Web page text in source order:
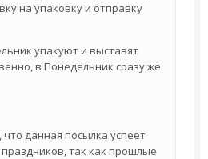
на упаковку и отправку
упакуют и выставят
в Понедельник сразу же
данная посылка успеет
так как прошлые